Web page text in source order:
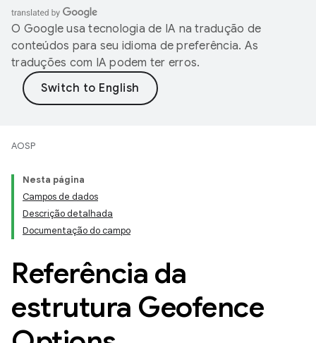
O Google usa tecnologia de IA na tradução de
conteúdos para seu idioma de preferência. As
traduções com IA podem ter erros.
AOSP
Nesta página
Campos de dados
Descrição detalhada
Documentação do campo
Referência da
estrutura Geofence